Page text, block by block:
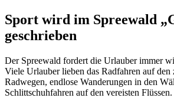
Sport wird im Spreewald
geschrieben
Der Spreewald fordert die Urlauber immer
Viele Urlauber lieben das Radfahren auf den
Radwegen, endlose Wanderungen in den
Schlittschuhfahren auf den vereisten Flüssen.